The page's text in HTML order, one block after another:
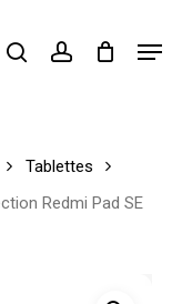
searchaccount
Tablettes
Redmi Pad SE